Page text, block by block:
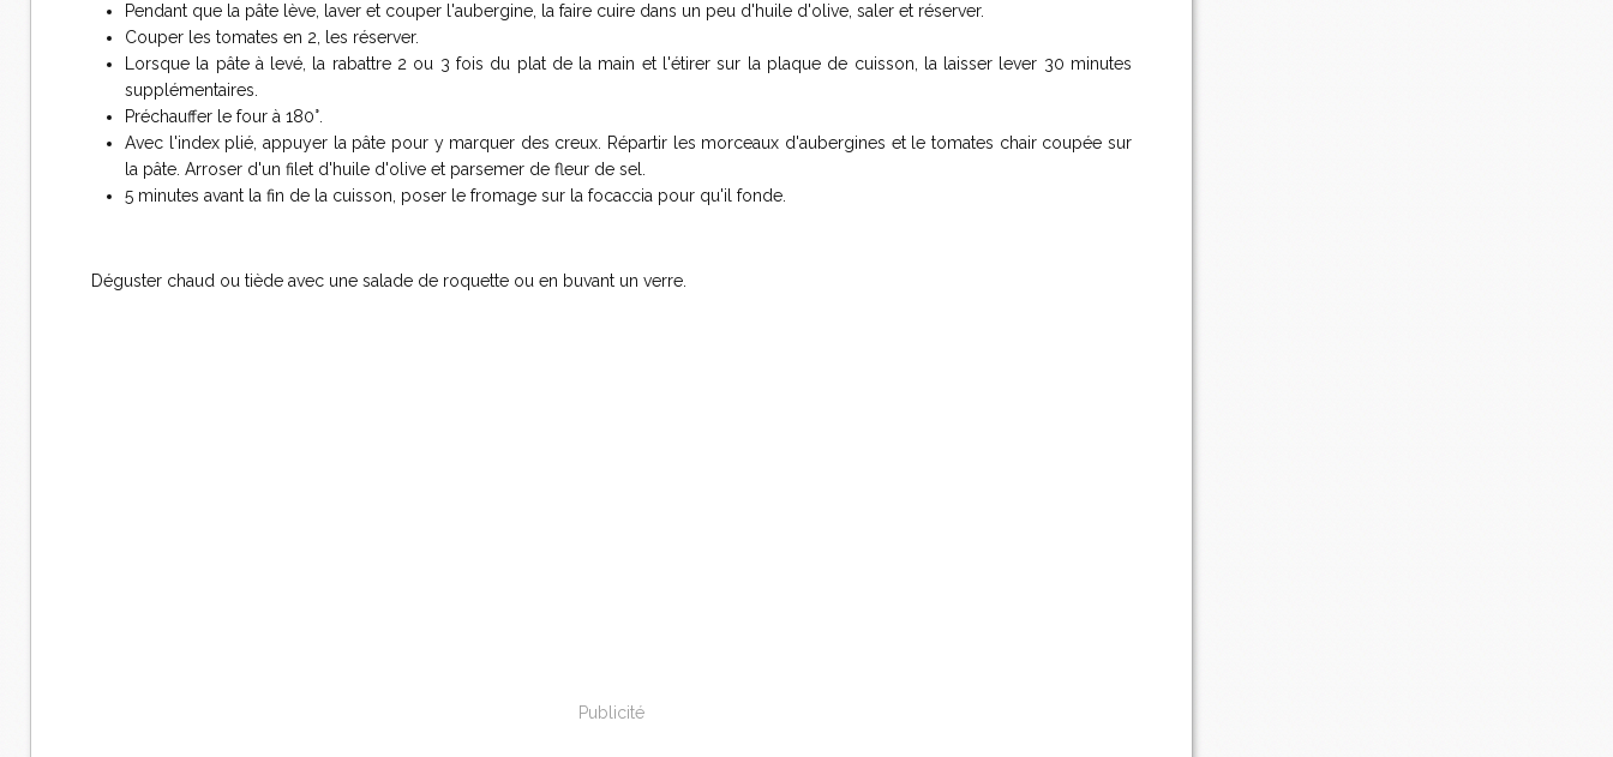
Pendant que la pâte lève, laver et couper l'aubergine, la faire cuire dans un peu d'huile d'olive, saler et réserver.
Couper les tomates en 2, les réserver.
Lorsque la pâte à levé, la rabattre 2 ou 3 fois du plat de la main et l'étirer sur la plaque de cuisson, la laisser lever 30 minutes
supplémentaires.
Préchauffer le four à 180°.
Avec l'index plié, appuyer la pâte pour y marquer des creux. Répartir les morceaux d'aubergines et le tomates chair coupée sur
la pâte. Arroser d'un filet d'huile d'olive et parsemer de fleur de sel.
5 minutes avant la fin de la cuisson, poser le fromage sur la focaccia pour qu'il fonde.
Déguster chaud ou tiède avec une salade de roquette ou en buvant un verre.
Publicité